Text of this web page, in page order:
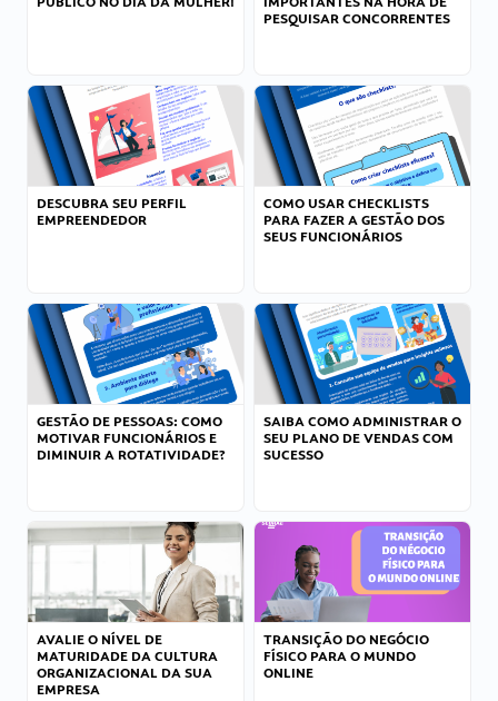
PESQUISAR CONCORRENTES
DESCUBRA SEU PERFIL
EMPREENDEDOR
COMO USAR CHECKLISTS
PARA FAZER A GESTÃO DOS
SEUS FUNCIONÁRIOS
GESTÃO DE PESSOAS: COMO
MOTIVAR FUNCIONÁRIOS E
DIMINUIR A ROTATIVIDADE?
SAIBA COMO ADMINISTRAR O
SEU PLANO DE VENDAS COM
SUCESSO
AVALIE O NÍVEL DE
MATURIDADE DA CULTURA
ORGANIZACIONAL DA SUA
EMPRESA
TRANSIÇÃO DO NEGÓCIO
FÍSICO PARA O MUNDO
ONLINE